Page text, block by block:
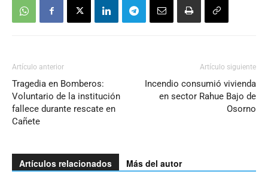
Artículo anterior
Tragedia en Bomberos:
Voluntario de la institución
fallece durante rescate en
Cañete
Artículo siguiente
Incendio consumió vivienda
en sector Rahue Bajo de
Osorno
Artículos relacionados Más del autor